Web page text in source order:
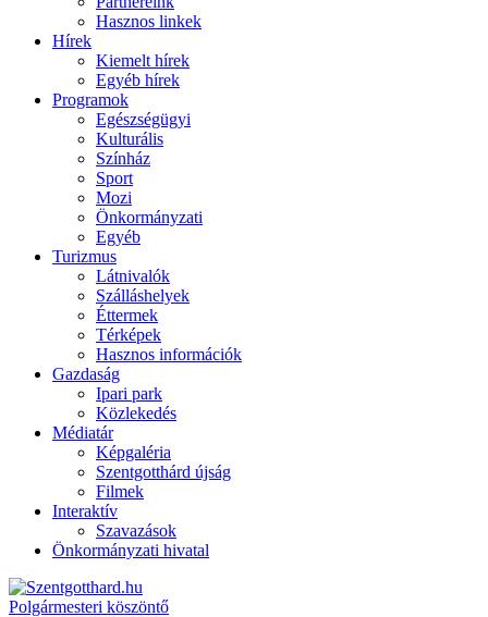
Hasznos linkek
Hírek
Kiemelt hírek
Egyéb hírek
Programok
Egészségügyi
Kulturális
Színház
Sport
Mozi
Önkormányzati
Egyéb
Turizmus
Látnivalók
Szálláshelyek
Éttermek
Térképek
Hasznos információk
Gazdaság
Ipari park
Közlekedés
Médiatár
Képgaléria
Szentgotthárd újság
Filmek
Interaktív
Szavazások
Önkormányzati hivatal
Polgármesteri köszöntő